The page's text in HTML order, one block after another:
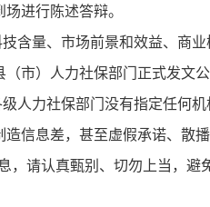
进行陈述答辩。
量、市场前景和效益、商
市）人力社保部门正式发文
力社保部门没有指定任何
信息差，甚至虚假承诺、散
，请认真甄别、切勿上当，避